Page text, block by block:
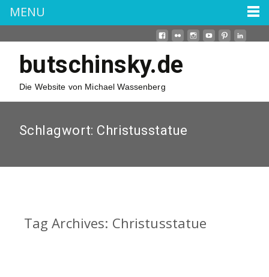
butschinsky.de
Die Website von Michael Wassenberg
Schlagwort: Christusstatue
Tag Archives: Christusstatue
MENU